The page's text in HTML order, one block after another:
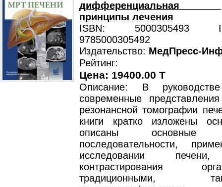
дифференциальная
принципы лечения
ISBN: 5000305493
9785000305492
Издательство: МедПресс-
Рейтинг:
Цена: 19400.00 T
Описание: В
современные
резонансной томографии
книги кратко изложены
описаны основные
последовательности,
исследовании
контрастирования